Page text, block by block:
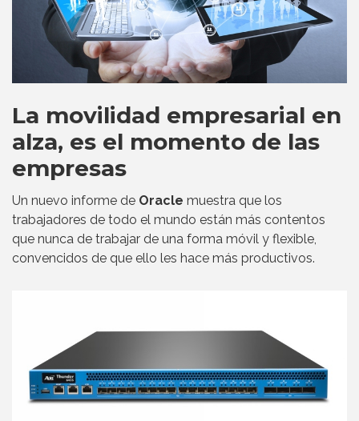
La movilidad empresarial en
alza, es el momento de las
empresas
Un nuevo informe de Oracle muestra que los
trabajadores de todo el mundo están más contentos
que nunca de trabajar de una forma móvil y flexible,
convencidos de que ello les hace más productivos.